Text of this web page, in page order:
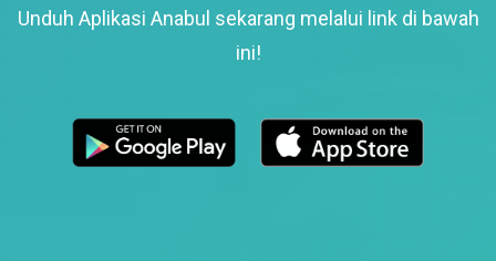
Unduh Aplikasi Anabul sekarang melalui link di bawah
ini!